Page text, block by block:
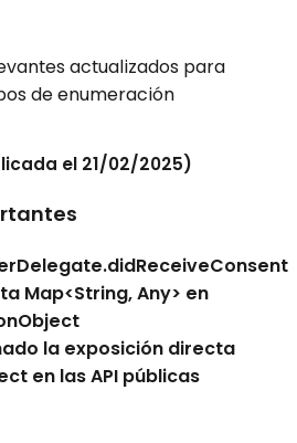
actualizados para
de enumeración
el 21/02/2025)
Map<String, Any> en
la exposición directa
en las API públicas